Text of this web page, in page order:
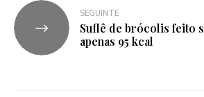
SEGUINTE
Suflê de brócolis feito
apenas 95 kcal